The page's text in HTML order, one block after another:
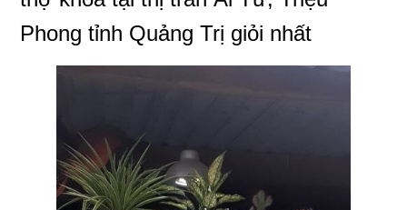
Phong tỉnh Quảng Trị giỏi nhất